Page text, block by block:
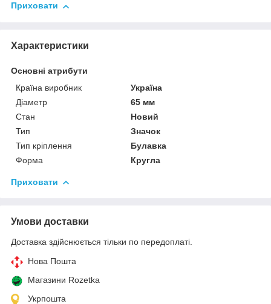
Приховати
Характеристики
Основні атрибути
Країна виробник
Україна
Діаметр
65 мм
Стан
Новий
Тип
Значок
Тип кріплення
Булавка
Форма
Кругла
Приховати
Умови доставки
Доставка здійснюється тільки по передоплаті.
Нова Пошта
Магазини Rozetka
Укрпошта